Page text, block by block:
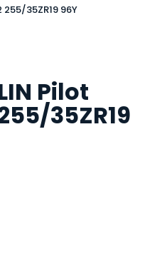
35ZR19 96Y
Pilot
35ZR19